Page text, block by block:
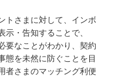
トさまに対して、インボ
・告知することで、
要なことがわかり、契約
態を未然に防ぐことを目
者さまのマッチング利便